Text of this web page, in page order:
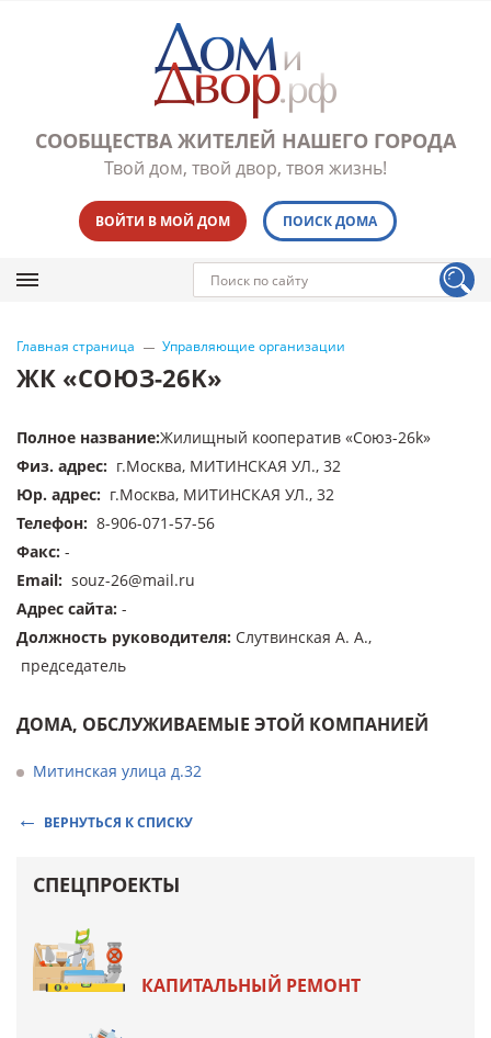
СООБЩЕСТВА ЖИТЕЛЕЙ НАШЕГО ГОРОДА
Твой дом, твой двор, твоя жизнь!
ВОЙТИ В МОЙ ДОМ ПОИСК ДОМА
Главная страница Управляющие организации
ЖК «СОЮЗ-26K»
Полное название:Жилищный кооператив «Союз-26k»
Физ. адрес: г.Москва, МИТИНСКАЯ УЛ., 32
Юр. адрес: г.Москва, МИТИНСКАЯ УЛ., 32
Телефон: 8-906-071-57-56
Факс: -
Email: souz-26@mail.ru
Адрес сайта: -
Должность руководителя: Слутвинская А. А.,
председатель
ДОМА, ОБСЛУЖИВАЕМЫЕ ЭТОЙ КОМПАНИЕЙ
Митинская улица д.32
ВЕРНУТЬСЯ К СПИСКУ
СПЕЦПРОЕКТЫ
КАПИТАЛЬНЫЙ РЕМОНТ